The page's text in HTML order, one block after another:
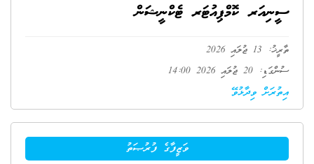
ސީނިއަރ ކޮމްޕިއުޓަރ ޓެކްނީޝަން
ތާރީޚު: 13 ޖުލައި 2026
ސުންގަޑި: 20 ޖުލައި 2026 14:00
އިތުރަށް ވިދާޅުވޭ
ވަޒީފާގެ ފުރުޞަތު